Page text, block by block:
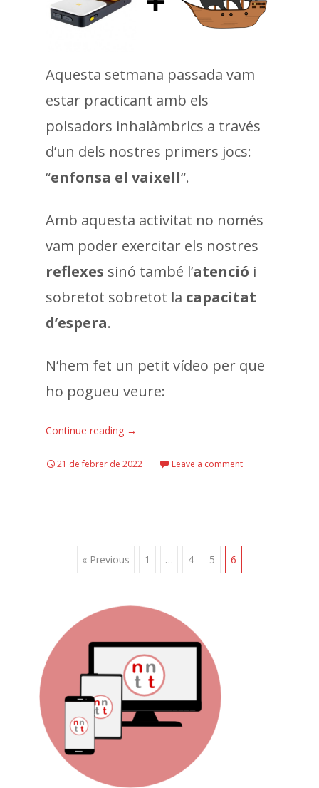
Aquesta setmana passada vam
estar practicant amb els
polsadors inhalàmbrics a través
d’un dels nostres primers jocs:
“enfonsa el vaixell“.
Amb aquesta activitat no només
vam poder exercitar els nostres
reflexes sinó també l’atenció i
sobretot sobretot la capacitat
d’espera.
N’hem fet un petit vídeo per que
ho pogueu veure:
Continue reading →
21 de febrer de 2022 Leave a comment
Posts
navigation
« Previous 1 … 4 5 6